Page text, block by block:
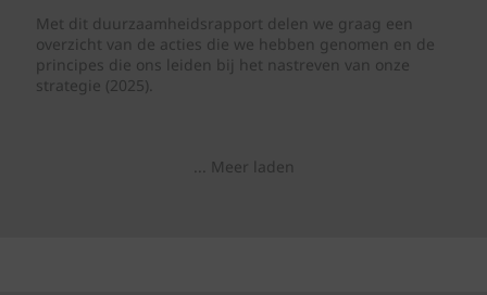
Met dit duurzaamheidsrapport delen we graag een
overzicht van de acties die we hebben genomen en de
principes die ons leiden bij het nastreven van onze
strategie (2025).
... Meer laden